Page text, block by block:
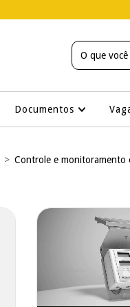
Documentos
> Controle e monitoramento